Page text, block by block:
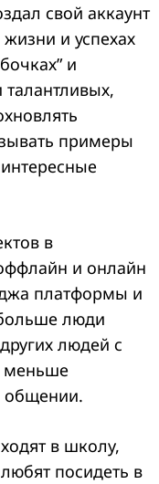
свой аккаунт
и успехах
и
талантливых,
примеры
в
и онлайн
платформы и
люди
людей с
меньше
общении.
в школу,
посидеть в